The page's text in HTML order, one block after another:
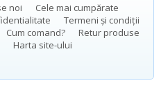
noi
Cele mai cumpărate
Termeni și condiții
Cum comand?
Retur produse
Harta site-ului